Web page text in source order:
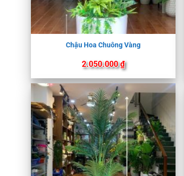
Chậu Hoa Chuông Vàng
2.050.000₫